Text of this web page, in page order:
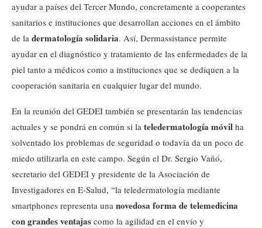
ayudar a países del Tercer Mundo, concretamente a cooperantes
sanitarios e instituciones que desarrollan acciones en el ámbito
de la dermatología solidaria. Así, Dermassistance permite
ayudar en el diagnóstico y tratamiento de las enfermedades de la
piel tanto a médicos como a instituciones que se dediquen a la
cooperación sanitaria en cualquier lugar del mundo.
En la reunión del GEDEI también se presentarán las tendencias
actuales y se pondrá en común si la teledermatología móvil ha
solventado los problemas de seguridad o todavía da un poco de
miedo utilizarla en este campo. Según el Dr. Sergio Vañó,
secretario del GEDEI y presidente de la Asociación de
Investigadores en E-Salud, “la teledermatología mediante
smartphones representa una novedosa forma de telemedicina
con grandes ventajas como la agilidad en el envío y